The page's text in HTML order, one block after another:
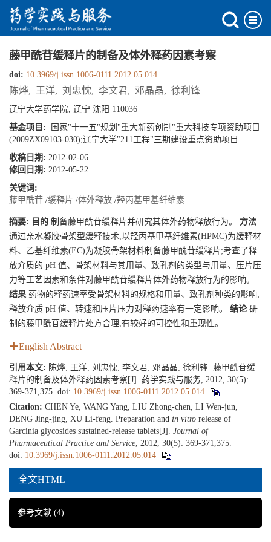
藤甲酰苷缓释片的制备及体外释药因素考察
doi: 10.3969/j.issn.1006-0111.2012.05.014
陈烨, 王洋, 刘忠忱, 李文君, 邓晶晶, 徐利锋
辽宁大学药学院, 辽宁 沈阳 110036
基金项目: 国家"十一五"规划"重大新药创制"重大科技专项资助项目
(2009ZX09103-030);辽宁大学"211工程"三期建设重点资助项目
收稿日期: 2012-02-06
修回日期: 2012-05-22
关键词:
藤甲酰苷 /缓释片 /体外释放 /羟丙基甲基纤维素
摘要: 目的 制备藤甲酰苷缓释片并研究其体外药物释放行为。 方法
通过亲水凝胶骨架型缓释技术,以羟丙基甲基纤维素(HPMC)为缓释材
料、乙基纤维素(EC)为凝胶骨架材料制备藤甲酰苷缓释片;考查了释
放介质的 pH 值、骨架材料与其用量、致孔剂的类型与用量、压片压
力等工艺因素和条件对藤甲酰苷缓释片体外药物释放行为的影响。
结果 药物的释药速率受骨架材料的规格和用量、致孔剂种类的影响;
释放介质 pH 值、转速和压片压力对释药速率有一定影响。 结论研
制的藤甲酰苷缓释片处方合理,有较好的可控性和重现性。
English Abstract
引用本文: 陈烨, 王洋, 刘忠忱, 李文君, 邓晶晶, 徐利锋. 藤甲酰苷缓
释片的制备及体外释药因素考察[J]. 药学实践与服务, 2012, 30(5):
369-371,375. doi: 10.3969/j.issn.1006-0111.2012.05.014
Citation: CHEN Ye, WANG Yang, LIU Zhong-chen, LI Wen-jun,
DENG Jing-jing, XU Li-feng. Preparation and in vitro release of
Garcinia glycosides sustained-release tablets[J]. Journal of
Pharmaceutical Practice and Service , 2012, 30(5): 369-371,375.
doi: 10.3969/j.issn.1006-0111.2012.05.014
全文HTML
参考文献 (4)